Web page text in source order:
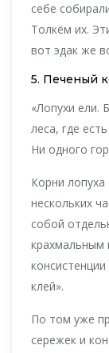
себе
Толкём их.
вот эдак же
5. Печеный
«Лопухи ели.
леса, где
Ни одного
Корни
нескольких
собой
крахмальным
клей».
По том уже
сережек и